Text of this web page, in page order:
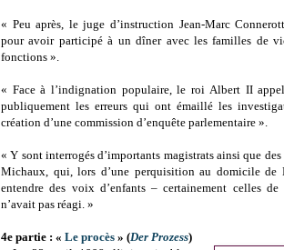
« Peu après, le juge d’instruction Jean-Marc
pour avoir participé à un dîner avec les familles de
fonctions ».
« Face à l’indignation populaire, le roi Albert II
publiquement les erreurs qui ont émaillé les
création d’une commission d’enquête parlementaire ».
« Y sont interrogés d’importants magistrats ainsi que
Michaux, qui, lors d’une perquisition au domicile de
entendre des voix d’enfants – certainement celles
n’avait pas réagi. »
4e partie : « Le procès » (Der Prozess)